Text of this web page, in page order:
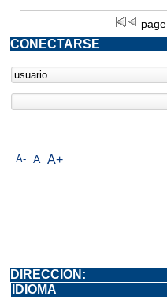
page
A- A A+
CONECTARSE
DIRECCIÓN:
IDIOMA